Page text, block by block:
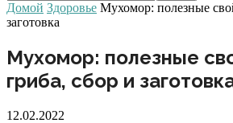
Домой Здоровье Мухомор: полезные
заготовка
Мухомор: полезные
гриба, сбор и
12.02.2022